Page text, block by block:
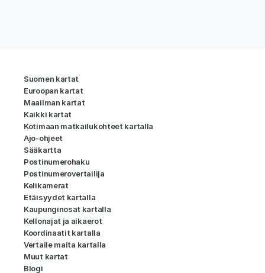
Suomen kartat
Euroopan kartat
Maailman kartat
Kaikki kartat
Kotimaan matkailukohteet kartalla
Ajo-ohjeet
Sääkartta
Postinumerohaku
Postinumerovertailija
Kelikamerat
Etäisyydet kartalla
Kaupunginosat kartalla
Kellonajat ja aikaerot
Koordinaatit kartalla
Vertaile maita kartalla
Muut kartat
Blogi